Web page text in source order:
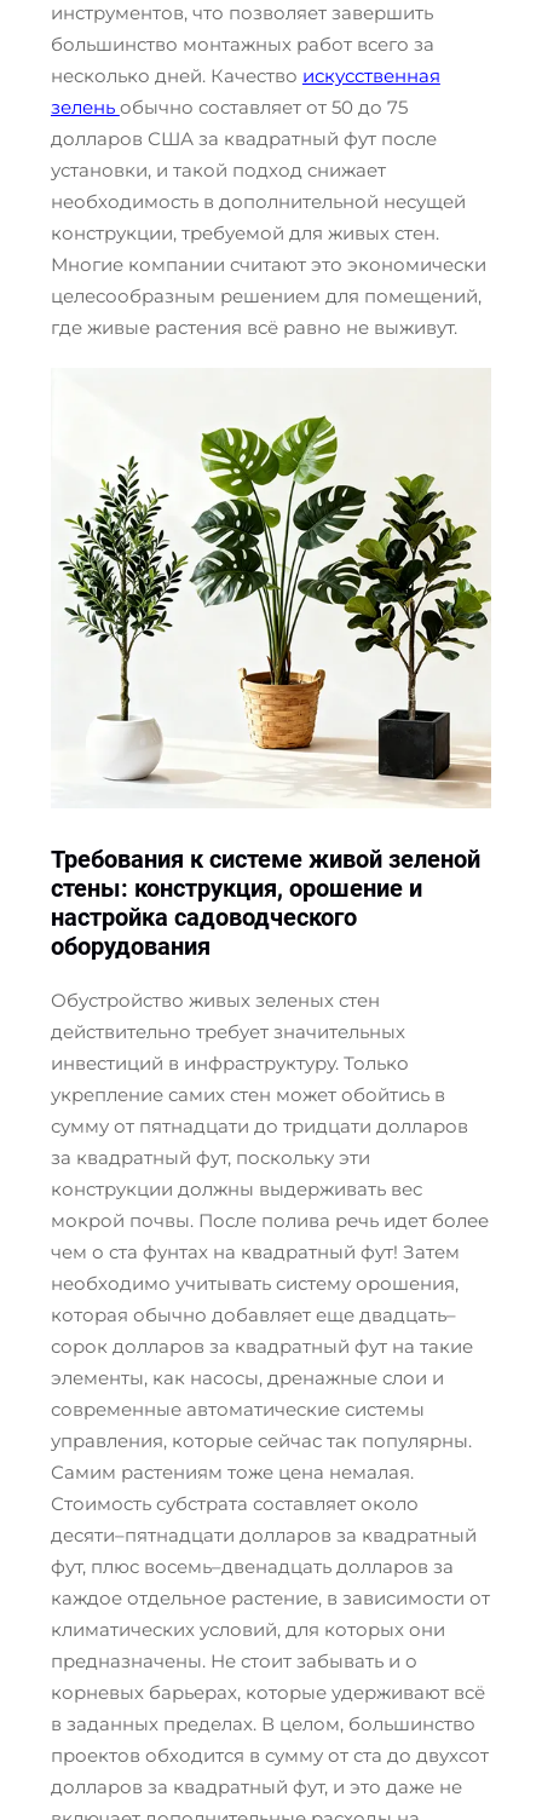
инструментов, что позволяет завершить
большинство монтажных работ всего за
несколько дней. Качество искусственная
зелень обычно составляет от 50 до 75
долларов США за квадратный фут после
установки, и такой подход снижает
необходимость в дополнительной несущей
конструкции, требуемой для живых стен.
Многие компании считают это экономически
целесообразным решением для помещений,
где живые растения всё равно не выживут.
Требования к системе живой зеленой
стены: конструкция, орошение и
настройка садоводческого
оборудования
Обустройство живых зеленых стен
действительно требует значительных
инвестиций в инфраструктуру. Только
укрепление самих стен может обойтись в
сумму от пятнадцати до тридцати долларов
за квадратный фут, поскольку эти
конструкции должны выдерживать вес
мокрой почвы. После полива речь идет более
чем о ста фунтах на квадратный фут! Затем
необходимо учитывать систему орошения,
которая обычно добавляет еще двадцать–
сорок долларов за квадратный фут на такие
элементы, как насосы, дренажные слои и
современные автоматические системы
управления, которые сейчас так популярны.
Самим растениям тоже цена немалая.
Стоимость субстрата составляет около
десяти–пятнадцати долларов за квадратный
фут, плюс восемь–двенадцать долларов за
каждое отдельное растение, в зависимости от
климатических условий, для которых они
предназначены. Не стоит забывать и о
корневых барьерах, которые удерживают всё
в заданных пределах. В целом, большинство
проектов обходится в сумму от ста до двухсот
долларов за квадратный фут, и это даже не